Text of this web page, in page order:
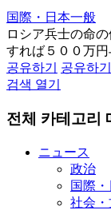
国際・日本一般
ロシア兵士の命
すれば５００万円
공유하기
공유하기
검색 열기
전체 카테고리
ニュース
政治
国際
社会